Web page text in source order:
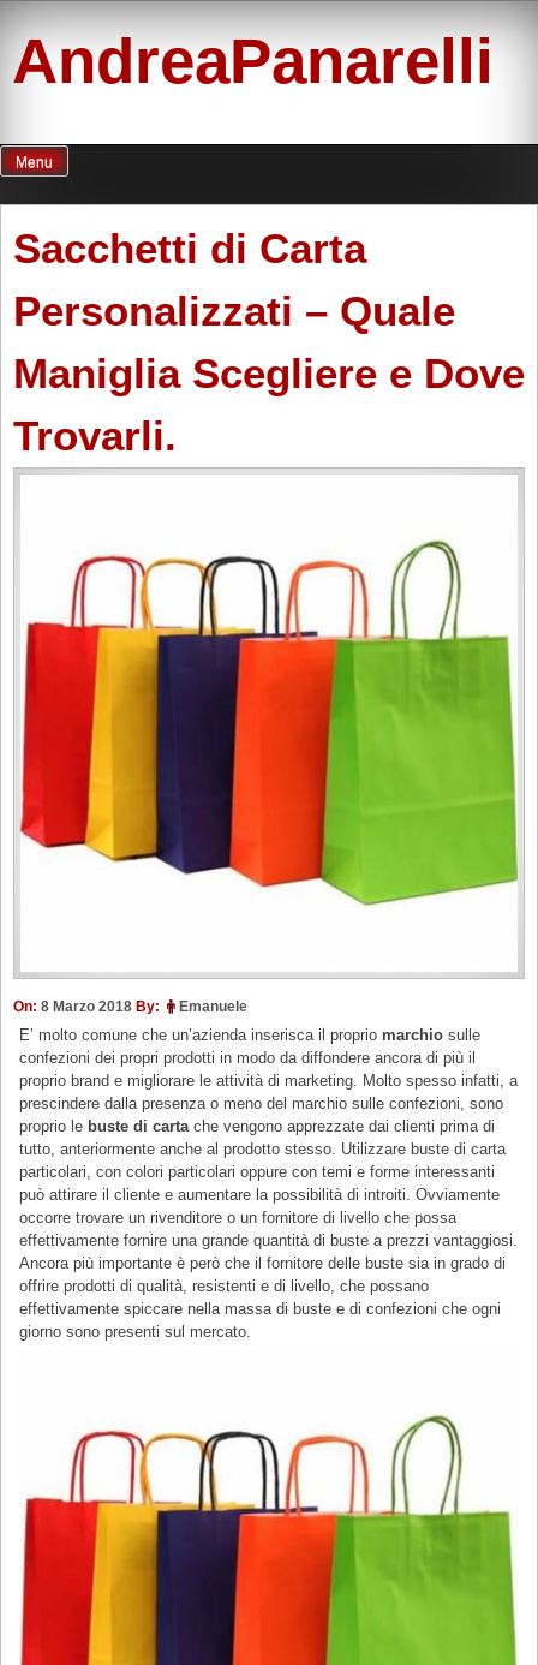
content
AndreaPanarelli
Menu
Sacchetti di Carta
Personalizzati – Quale
Maniglia Scegliere e Dove
Trovarli.
On: 8 Marzo 2018 By: Emanuele
E’ molto comune che un’azienda inserisca il proprio marchiosulle
confezioni dei propri prodotti in modo da diffondere ancora di più il
proprio brand e migliorare le attività di marketing. Molto spesso infatti, a
prescindere dalla presenza o meno del marchio sulle confezioni, sono
proprio le buste di cartache vengono apprezzate dai clienti prima di
tutto, anteriormente anche al prodotto stesso. Utilizzare buste di carta
particolari, con colori particolari oppure con temi e forme interessanti
può attirare il cliente e aumentare la possibilità di introiti. Ovviamente
occorre trovare un rivenditore o un fornitore di livello che possa
effettivamente fornire una grande quantità di buste a prezzi vantaggiosi.
Ancora più importante è però che il fornitore delle buste sia in grado di
offrire prodotti di qualità, resistenti e di livello, che possano
effettivamente spiccare nella massa di buste e di confezioni che ogni
giorno sono presenti sul mercato.